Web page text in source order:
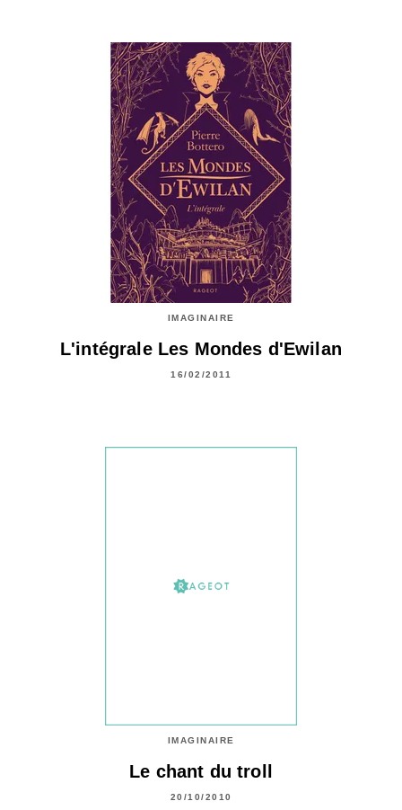
IMAGINAIRE
L'intégrale Les Mondes d'Ewilan
16/02/2011
IMAGINAIRE
Le chant du troll
20/10/2010